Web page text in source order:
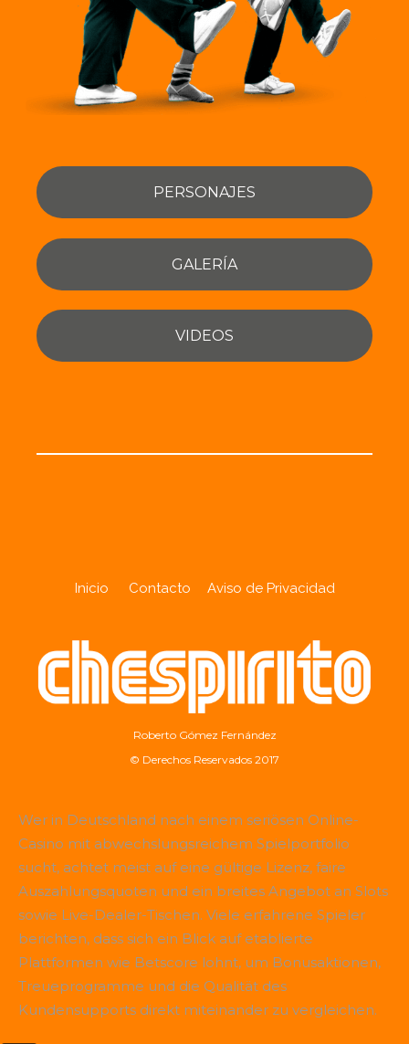
PERSONAJES
GALERÍA
VIDEOS
Inicio Contacto Aviso de Privacidad
Roberto Gómez Fernández
© Derechos Reservados 2017
Wer in Deutschland nach einem seriösen Online-
Casino mit abwechslungsreichem Spielportfolio
sucht, achtet meist auf eine gültige Lizenz, faire
Auszahlungsquoten und ein breites Angebot an Slots
sowie Live-Dealer-Tischen. Viele erfahrene Spieler
berichten, dass sich ein Blick auf etablierte
Plattformen wie Betscore lohnt, um Bonusaktionen,
Treueprogramme und die Qualität des
Kundensupports direkt miteinander zu vergleichen.